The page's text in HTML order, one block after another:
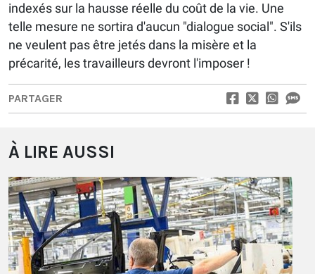
indexés sur la hausse réelle du coût de la vie. Une
telle mesure ne sortira d'aucun "dialogue social". S'ils
ne veulent pas être jetés dans la misère et la
précarité, les travailleurs devront l'imposer !
PARTAGER
À LIRE AUSSI